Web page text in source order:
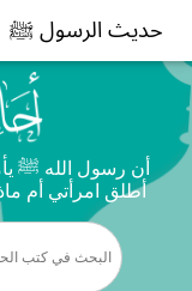
حديث الرسول ﷺ
أن رسول الله ﷺ
أطلق امرأتي أم